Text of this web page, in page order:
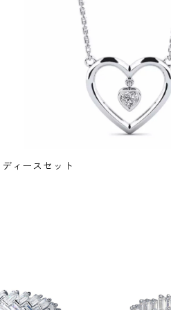
ィースセット